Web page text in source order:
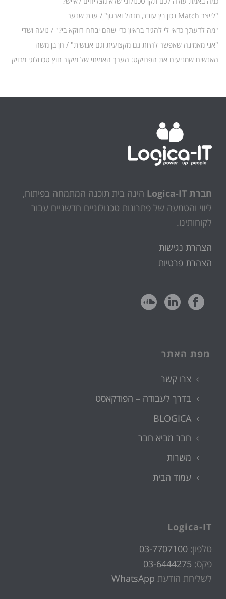
"לייצר Match נכון בין עובד, מנהל וארגון" / ענת שנער
"מה לדעתך כדאי לי להגיד בראיון כדי שהם יבחרו דווקא בי?" / נועה ושדי
"אני מאמינה שאפשר להיות גם מקצועית וגם אנושית" / חן בן משה
האנשים שמניעים את הפרויקט: הערך האמיתי של מיקור חוץ טכנולוגי מדויק
חברת Logica-IT
הינה בית תוכנה המתמחה בפיתוח,
ליווי והטמעה של פתרונות טכנולוגיים חדשניים עבור
לקוחותינו.
הצהרת נגישות
הצהרת פרטיות
מפת האתר
צרו קשר
בדרך לעבודה – הפודקאסט
BLOGICA
חבר מביא חבר
משרות
עמוד הבית
Logica-IT
טלפון:03-7707100
פקס: 03-6444275
לשליחת הודעת WhatsApp